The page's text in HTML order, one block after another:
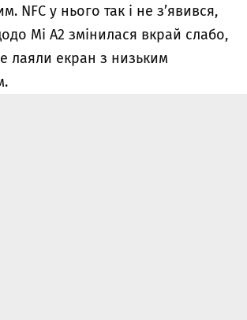
NFC у нього так і не з’явився,
Mi A2 змінилася вкрай слабо,
лаяли екран з низьким